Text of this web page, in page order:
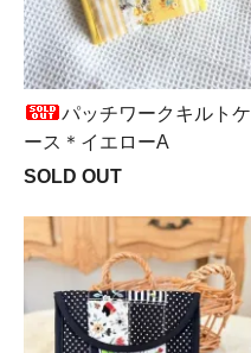
パッチワークキルトケ
ース＊イエローA
SOLD OUT